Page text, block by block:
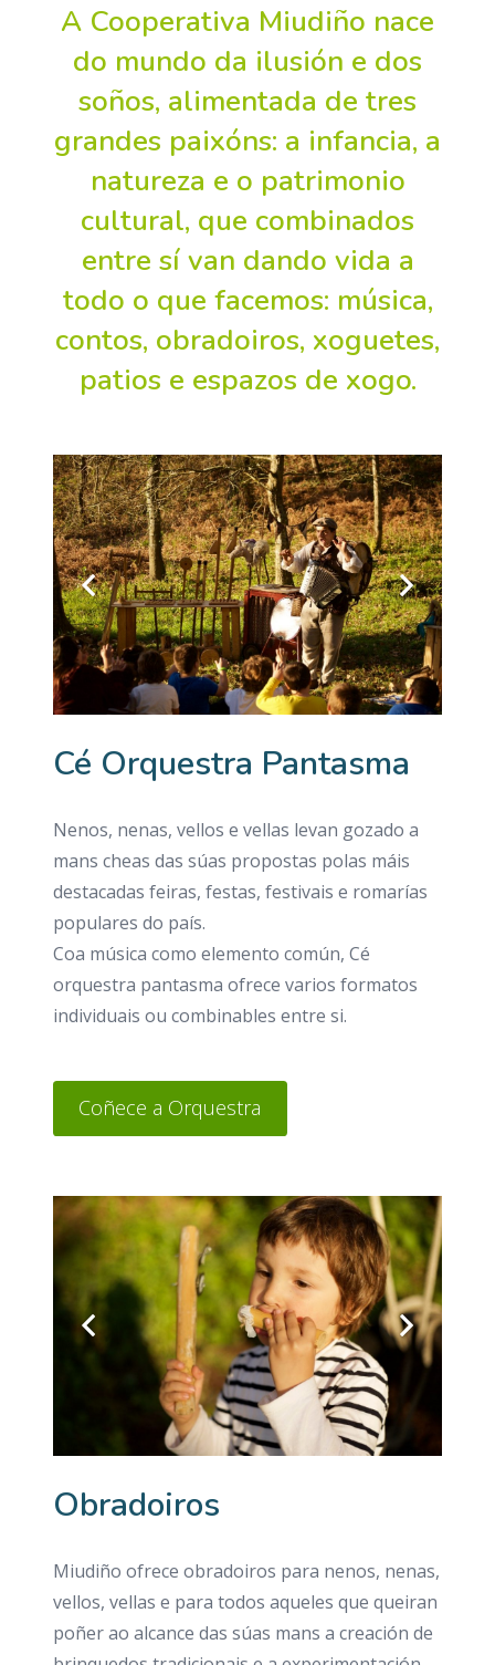
A Cooperativa Miudiño nace
do mundo da ilusión e dos
soños, alimentada de tres
grandes paixóns: a infancia, a
natureza e o patrimonio
cultural, que combinados
entre sí van dando vida a
todo o que facemos: música,
contos, obradoiros, xoguetes,
patios e espazos de xogo.
Cé Orquestra Pantasma
Nenos, nenas, vellos e vellas levan gozado a
mans cheas das súas propostas polas máis
destacadas feiras, festas, festivais e romarías
populares do país.
Coa música como elemento común, Cé
orquestra pantasma ofrece varios formatos
individuais ou combinables entre si.
Coñece a Orquestra
Obradoiros
Miudiño ofrece obradoiros para nenos, nenas,
vellos, vellas e para todos aqueles que queiran
poñer ao alcance das súas mans a creación de